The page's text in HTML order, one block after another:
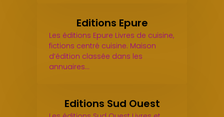
Editions Epure
Les éditions Epure Livres de cuisine,
fictions centré cuisine. Maison
d’édition classée dans les
annuaires…
Editions Sud Ouest